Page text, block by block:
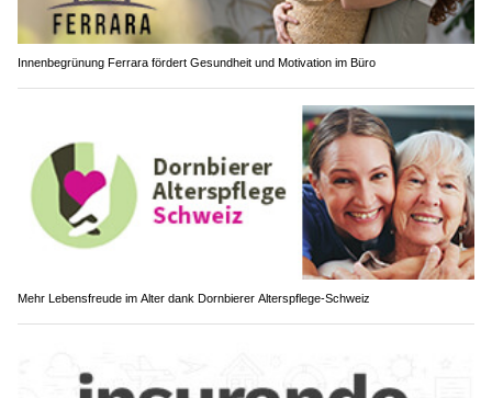
Innenbegrünung Ferrara fördert Gesundheit und Motivation im Büro
Mehr Lebensfreude im Alter dank Dornbierer Alterspflege-Schweiz